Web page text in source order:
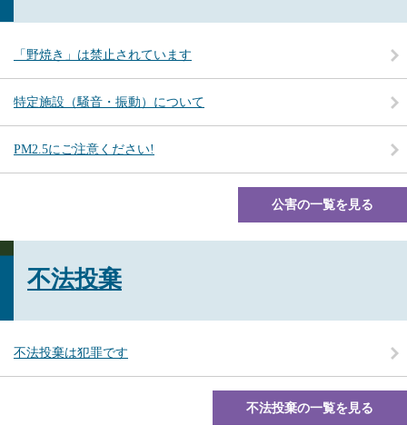
「野焼き」は禁止されています
特定施設（騒音・振動）について
PM2.5にご注意ください!
公害の一覧を見る
不法投棄
不法投棄は犯罪です
不法投棄の一覧を見る